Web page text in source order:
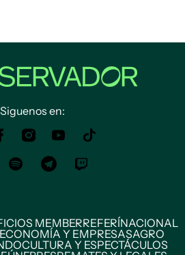
Siguenos en:
MEMBERREFERÍNACIONAL
ECONOMÍA Y EMPRESASAGRO
CULTURA Y ESPECTÁCULOS